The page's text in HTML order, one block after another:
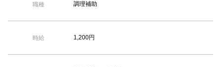
職種 調理補助
時給 1,200円